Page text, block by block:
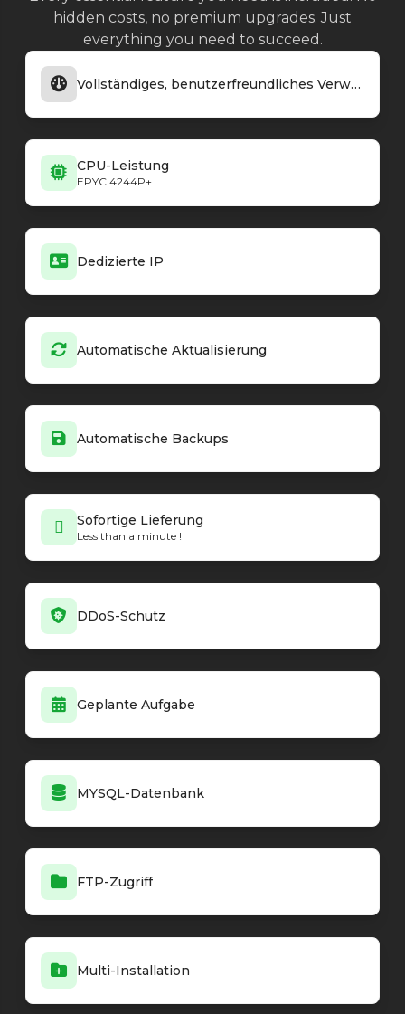
hidden costs, no premium upgrades. Just
everything you need to succeed.
Vollständiges, benutzerfreundliches Verwaltungspanel
CPU-Leistung
EPYC 4244P+
Dedizierte IP
Automatische Aktualisierung
Automatische Backups
Sofortige Lieferung
Less than a minute !
DDoS-Schutz
Geplante Aufgabe
MYSQL-Datenbank
FTP-Zugriff
Multi-Installation